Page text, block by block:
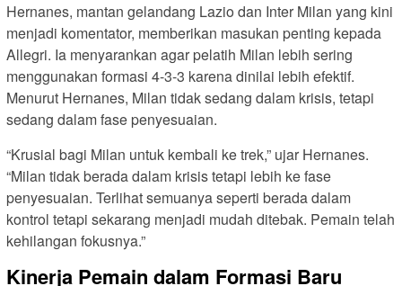
Hernanes, mantan gelandang Lazio dan Inter Milan yang kini
menjadi komentator, memberikan masukan penting kepada
Allegri. Ia menyarankan agar pelatih Milan lebih sering
menggunakan formasi 4-3-3 karena dinilai lebih efektif.
Menurut Hernanes, Milan tidak sedang dalam krisis, tetapi
sedang dalam fase penyesuaian.
“Krusial bagi Milan untuk kembali ke trek,” ujar Hernanes.
“Milan tidak berada dalam krisis tetapi lebih ke fase
penyesuaian. Terlihat semuanya seperti berada dalam
kontrol tetapi sekarang menjadi mudah ditebak. Pemain telah
kehilangan fokusnya.”
Kinerja Pemain dalam Formasi Baru